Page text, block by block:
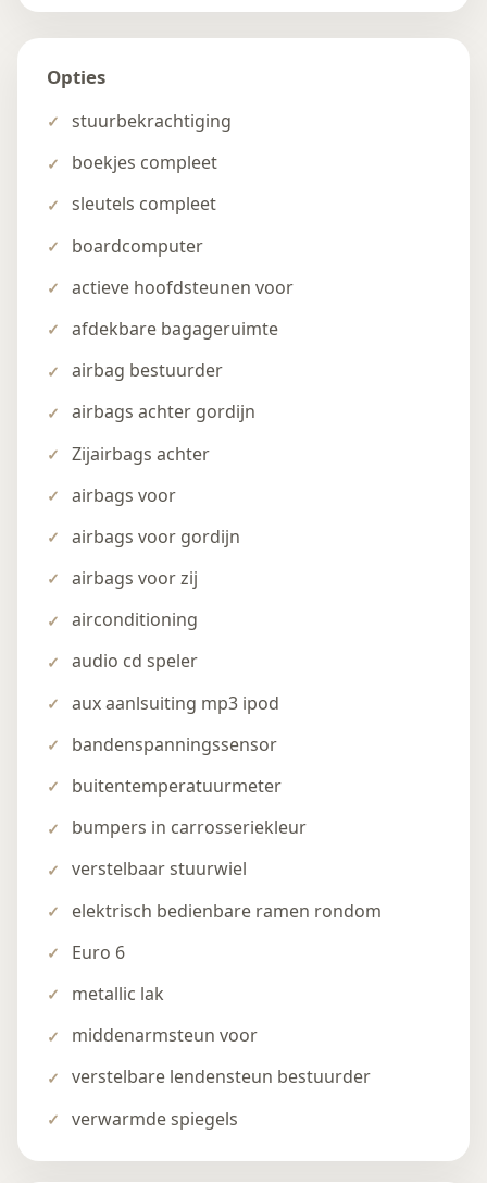
Opties
stuurbekrachtiging
boekjes compleet
sleutels compleet
boardcomputer
actieve hoofdsteunen voor
afdekbare bagageruimte
airbag bestuurder
airbags achter gordijn
Zijairbags achter
airbags voor
airbags voor gordijn
airbags voor zij
airconditioning
audio cd speler
aux aanlsuiting mp3 ipod
bandenspanningssensor
buitentemperatuurmeter
bumpers in carrosseriekleur
verstelbaar stuurwiel
elektrisch bedienbare ramen rondom
Euro 6
metallic lak
middenarmsteun voor
verstelbare lendensteun bestuurder
verwarmde spiegels